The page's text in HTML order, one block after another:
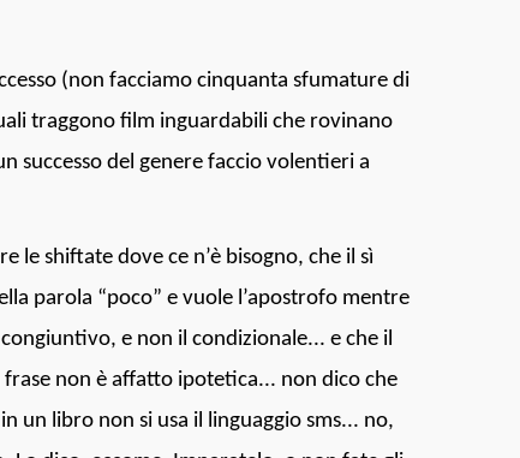
(non facciamo cinquanta sfumature di
traggono film inguardabili che rovinano
successo del genere faccio volentieri a
le shiftate dove ce n’è bisogno, che il sì
parola “poco” e vuole l’apostrofo mentre
e non il condizionale... e che il
non è affatto ipotetica... non dico che
un libro non si usa il linguaggio sms... no,